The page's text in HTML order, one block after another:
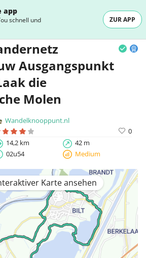
app
schnell und
ZUR APP
Ausgangspunkt
die
Molen
Wandelknooppunt.nl
0
14,2 km
42 m
02u54
Medium
Karte ansehen